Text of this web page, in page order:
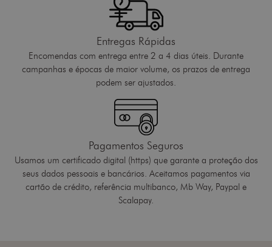
Entregas Rápidas
Encomendas com entrega entre 2 a 4 dias úteis. Durante
campanhas e épocas de maior volume, os prazos de entrega
podem ser ajustados.
Pagamentos Seguros
Usamos um certificado digital (https) que garante a proteção dos
seus dados pessoais e bancários. Aceitamos pagamentos via
cartão de crédito, referência multibanco, Mb Way, Paypal e
Scalapay.